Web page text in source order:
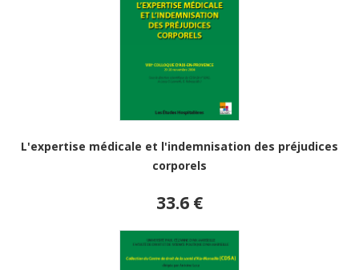
L'expertise médicale et l'indemnisation des préjudices
corporels
33.6 €